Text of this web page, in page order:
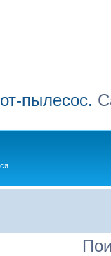
пылесос.